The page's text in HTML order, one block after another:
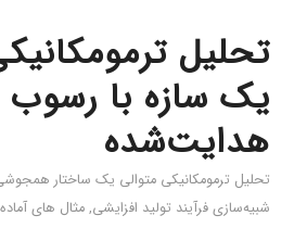
تحلیل
یک سازه با رسوب
هدایت‌شده
تحلیل ترمومکانیکی متوالی یک ساختار
شبیه‌سازی فرآیند تولید افزایشی, مثال های